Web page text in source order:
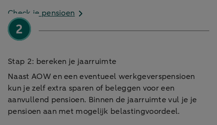
Check je pensioen
Stap 2: bereken je jaarruimte
Naast AOW en een eventueel werkgeverspensioen
kun je zelf extra sparen of beleggen voor een
aanvullend pensioen. Binnen de jaarruimte vul je je
pensioen aan met mogelijk belastingvoordeel.